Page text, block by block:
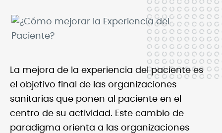
La mejora de la experiencia del paciente es
el objetivo final de las organizaciones
sanitarias que ponen al paciente en el
centro de su actividad. Este cambio de
paradigma orienta a las organizaciones